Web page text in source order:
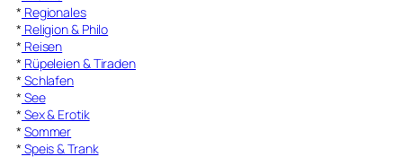
* Regionales
* Religion & Philo
* Reisen
* Rüpeleien & Tiraden
* Schlafen
* See
* Sex & Erotik
* Sommer
* Speis & Trank